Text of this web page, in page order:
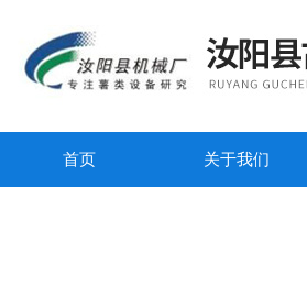
首页 关于我们